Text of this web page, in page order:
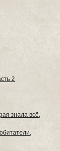
2
знала всё,